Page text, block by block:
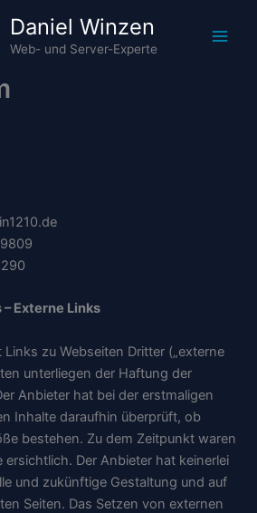
Daniel Winzen
Web- und Server-Experte
Externe Links
Links zu Webseiten Dritter („externe
unterliegen der Haftung der
Anbieter hat bei der erstmaligen
Inhalte daraufhin überprüft, ob
bestehen. Zu dem Zeitpunkt waren
ersichtlich. Der Anbieter hat keinerlei
und zukünftige Gestaltung und auf
Seiten. Das Setzen von externen